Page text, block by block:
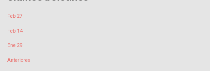
Feb 27
Feb 14
Ene 29
Anteriores